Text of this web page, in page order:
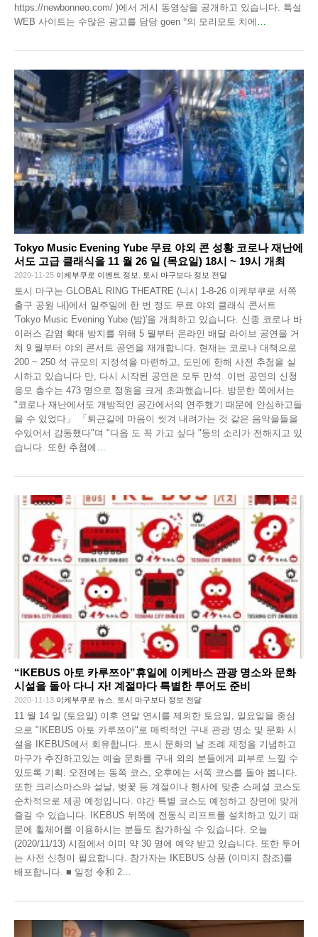
https://newbonneo.com/ )에서 게시 동영상을 공개하고 있습니다. 특설
WEB 사이트는 수많은 광고를 담당 goen °의 모리모토 치에 …
Tokyo Music Evening Yube 무료 야외 콘 성황 코로나 재난에
서도 고급 클래식을 11 월 26 일 (목요일) 18시 ~ 19시 개최
2020-11-25 이케부쿠로 이벤트 정보 토시 마구보다 정보 전달
토시 마구는 GLOBAL RING THEATRE (니시 1-8-26 이케부쿠로 서쪽
출구 공원 내)에서 일주일에 한 번 정도 무료 야외 클래식 콘서트
'Tokyo Music Evening Yube (밤)'을 개최하고 있습니다. 신종 코로나 바
이러스 감염 확대 방지를 위해 5 월부터 온라인 배달 라이브 공연을 거
쳐 9 월부터 야외 콘서트 공연을 재개합니다. 현재는 코로나 대책으로
200 ~ 250 석 규모의 지정석을 마련하고, 도민에 한해 사전 추첨을 실
시하고 있습니다 만, 다시 시작된 공연은 모두 만석. 이번 공연의 신청
응모 총수는 473 명으로 정원을 크게 초과했습니다. 방문한 쪽에서는
"코로나 재난에서도 개방적인 공간에서의 연주했기 때문에 안심하고들
을 수 있었다」 「퇴근길에 마음이 씻겨 내려가는 것 같은 음악을들을
수있어서 감동했다"며 "다음 도 꼭 가고 싶다 "등의 소리가 전해지고 있
습니다. 또한 추첨에
“IKEBUS 아토 카루쯔아”휴일에 이케바스 관광 명소와 문화
시설을 돌아 다니 자! 계절마다 특별한 투어도 준비
2020-11-13 이케부쿠로 뉴스 토시 마구보다 정보 전달
11 월 14 일 (토요일) 이후 연말 연시를 제외한 토요일, 일요일을 중심
으로 "IKEBUS 아토 카루쯔아"로 매력적인 구내 관광 명소 및 문화 시
설을 IKEBUS에서 회유합니다. 토시 문화의 날 조례 제정을 기념하고
마구가 추진하고있는 예술 문화를 구내 외의 분들에게 피부로 느낄 수
있도록 기획. 오전에는 동쪽 코스, 오후에는 서쪽 코스를 돌아 봅니다.
또한 크리스마스와 설날, 벚꽃 등 계절이나 행사에 맞춘 스페셜 코스도
순차적으로 제공 예정입니다. 야간 특별 코스도 예정하고 장면에 맞게
즐길 수 있습니다. IKEBUS 뒤쪽에 전동식 리프트를 설치하고 있기 때
문에 휠체어를 이용하시는 분들도 참가하실 수 있습니다. 오늘
(2020/11/13) 시점에서 이미 약 30 명에 예약 받고 있습니다. 또한 투어
는 사전 신청이 필요합니다. 참가자는 IKEBUS 상품 (이미지 참조)를
배포합니다. ■ 일정 令和 2…